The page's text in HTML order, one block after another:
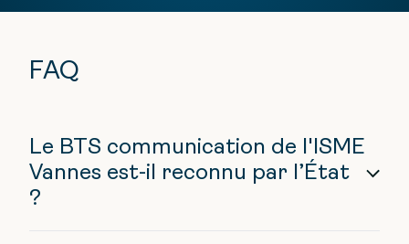
FAQ
Le BTS communication de l'ISME
Vannes est-il reconnu par l’État
?